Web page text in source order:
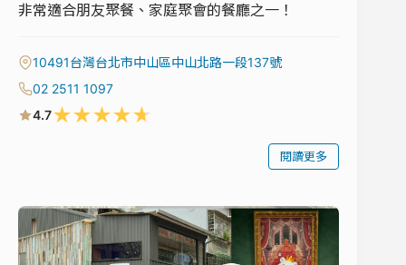
非常適合朋友聚餐、家庭聚會的餐廳之一！
10491台灣台北市中山區中山北路一段137號
02 2511 1097
4.7★★★★★
閱讀更多